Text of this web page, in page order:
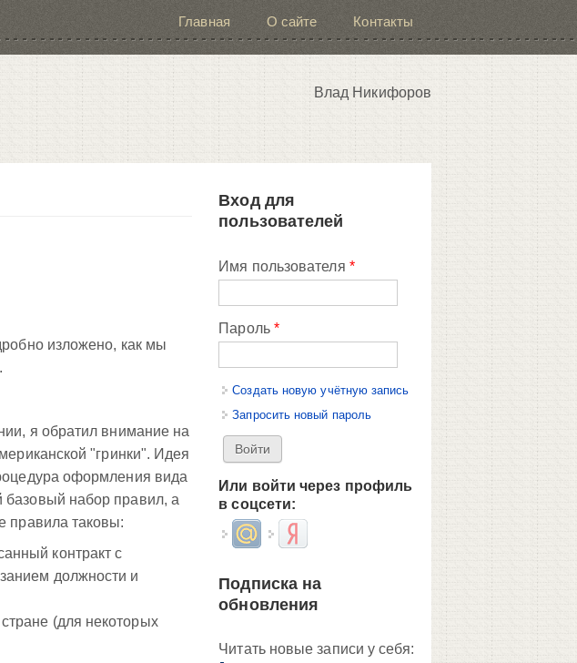
Главная О сайте Контакты
Влад Никифоров
изложено, как мы
я обратил внимание на
"гринки". Идея
оформления вида
базовый набор правил, а
правила таковы:
контракт с
должности и
(для некоторых
Вход для
пользователей
Имя пользователя *
Пароль *
Создать новую учётную запись
Запросить новый пароль
Или войти через профиль
в соцсети:
Login with Mail.ruLogin with Яндекс
Подписка на
обновления
Читать новые записи у себя: